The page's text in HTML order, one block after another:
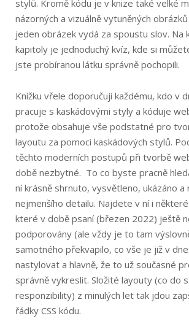
stylů. Kromě kódu je v knize také velké
názorných a vizuálně vytuněných
jeden obrázek vydá za spoustu slov. Na
kapitoly je jednoduchý kvíz, kde si
jste probíranou látku správně pochopili.
Knížku vřele doporučuji každému, kdo v
pracuje s kaskádovými styly a kóduje
protože obsahuje vše podstatné pro
layoutu za pomoci kaskádových stylů.
těchto moderních postupů při tvorbě
době nezbytné. To co byste pracně
ní krásně shrnuto, vysvětleno, ukázáno
nejmenšího detailu. Najdete v ní i
které v době psaní (březen 2022) ještě
podporovány (ale vždy je to tam
samotného překvapilo, co vše je již v
nastylovat a hlavně, že to už současné
správně vykreslit. Složité layouty (co do
responzibility) z minulých let tak jdou
řádky CSS kódu.